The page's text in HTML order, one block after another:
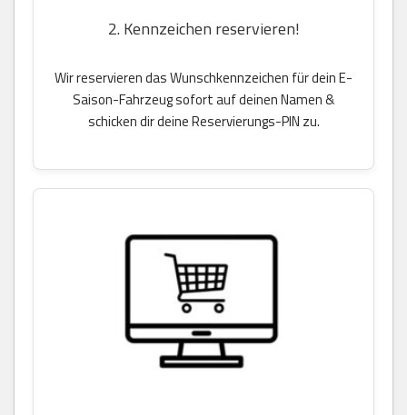
2. Kennzeichen reservieren!
Wir reservieren das Wunschkennzeichen für dein E-
Saison-Fahrzeug sofort auf deinen Namen &
schicken dir deine Reservierungs-PIN zu.